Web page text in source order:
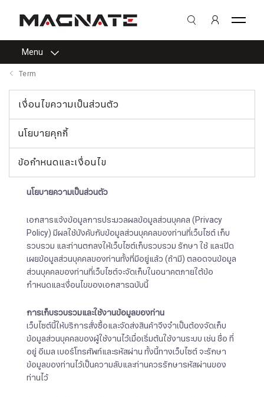
Menu
Term
เงื่อนไขความเป็นส่วนตัว
นโยบายคุกกี้
ข้อกำหนดและเงื่อนไข
นโยบายความเป็นส่วนตัว
เอกสารแจ้งข้อมูลการประมวลผลข้อมูลส่วนบุคคล (Privacy
Policy) มีผลใช้บังคับกับข้อมูลส่วนบุคคลของท่านที่เว็บไซต์ เก็บ
รวบรวม และท่านตกลงให้เว็บไซต์เก็บรวบรวม รักษา ใช้ และเปิด
เผยข้อมูลส่วนบุคคลของท่านทั้งที่มีอยู่แล้ว (ถ้ามี) ตลอดจนข้อมูล
ส่วนบุคคลของท่านที่เว็บไซต์จะจัดเก็บในอนาคตภายใต้ข้อ
กำหนดและเงื่อนไขของเอกสารฉบับนี้
การเก็บรวบรวมและใช้งานข้อมูลของท่าน
เว็บไซต์นี้ให้บริการสั่งซื้อและจัดส่งสินค้าจึงจำเป็นต้องจัดเก็บ
ข้อมูลส่วนบุคคลของผู้ใช้งานไว้เมื่อเริ่มต้นใช้งานระบบ เช่น ชื่อ ที่
อยู่ อีเมล เบอร์โทรศัพท์และรหัสผ่าน ทั้งนี้ทางเว็บไซต์ จะรักษา
ข้อมูลของท่านไว้เป็นความลับและท่านควรรักษารหัสผ่านของ
ท่านไว้